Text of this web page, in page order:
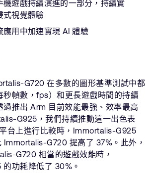
機遊戲持續演進的一部分，持續實
式視覺體驗
應用中加速實現 AI 體驗
G720 在多數的圖形基準測試中都
秒幀數，fps）和更長遊戲時間的持續
過推出 Arm 目前效能最強、效率最高
G925，我們持續推動這一出色表
台上進行比較時，Immortalis-G925
Immortalis-G720 提高了 37%。此外，
G720 相當的遊戲效能時，
功耗降低了 30%。